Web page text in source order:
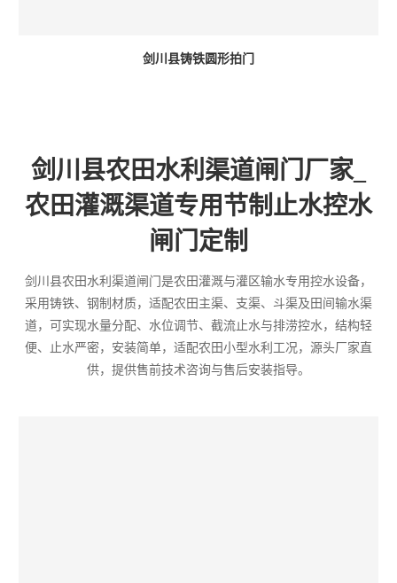
剑川县铸铁圆形拍门
剑川县农田水利渠道闸门厂家_
农田灌溉渠道专用节制止水控水
闸门定制
剑川县农田水利渠道闸门是农田灌溉与灌区输水专用控水设备，
采用铸铁、钢制材质，适配农田主渠、支渠、斗渠及田间输水渠
道，可实现水量分配、水位调节、截流止水与排涝控水，结构轻
便、止水严密，安装简单，适配农田小型水利工况，源头厂家直
供，提供售前技术咨询与售后安装指导。